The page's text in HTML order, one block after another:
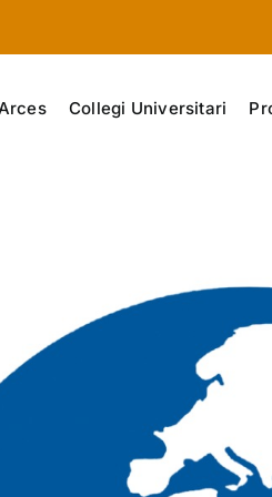
Collegi Universitari